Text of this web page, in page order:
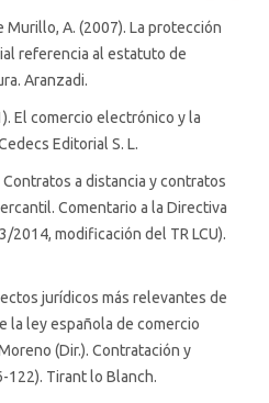
Murillo, A. (2007). La protección
referencia al estatuto de
Aranzadi.
El comercio electrónico y la
Editorial S. L.
Contratos a distancia y contratos
Comentario a la Directiva
2014, modificación del TR LCU).
jurídicos más relevantes de
la ley española de comercio
(Dir.). Contratación y
122). Tirant lo Blanch.